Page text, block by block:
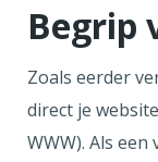
Begrip
Zoals eerder
direct je
WWW). Als